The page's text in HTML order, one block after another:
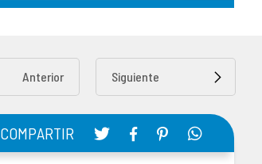
Anterior Siguiente
COMPARTIR